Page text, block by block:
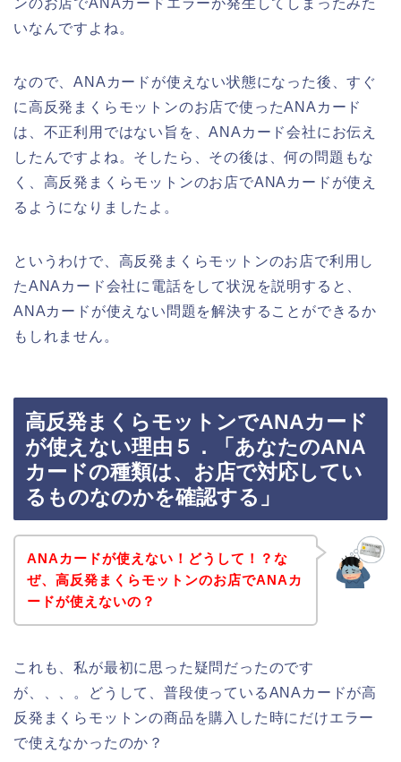
いなんですよね。
なので、ANAカードが使えない状態になった後、すぐ
に高反発まくらモットンのお店で使ったANAカード
は、不正利用ではない旨を、ANAカード会社にお伝え
したんですよね。そしたら、その後は、何の問題もな
く、高反発まくらモットンのお店でANAカードが使え
るようになりましたよ。
というわけで、高反発まくらモットンのお店で利用し
たANAカード会社に電話をして状況を説明すると、
ANAカードが使えない問題を解決することができるか
もしれません。
高反発まくらモットンでANAカード
が使えない理由５．「あなたのANA
カードの種類は、お店で対応してい
るものなのかを確認する」
ANAカードが使えない！どうして！？な
ぜ、高反発まくらモットンのお店でANAカ
ードが使えないの？
これも、私が最初に思った疑問だったのです
が、、、。どうして、普段使っているANAカードが高
反発まくらモットンの商品を購入した時にだけエラー
で使えなかったのか？